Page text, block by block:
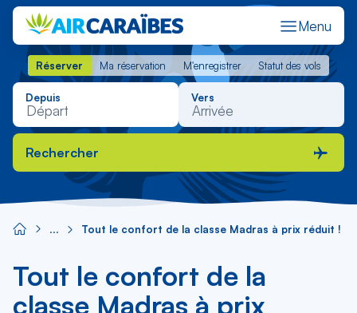
Menu
Réserver Ma réservation M'enregistrer Statut des vols
Réserver Ma réservation M'enregistrer Statut des vols
Depuis Vers
Rechercher
Tout le confort de la classe Madras à prix réduit !
Tout le confort de la
classe Madras à prix